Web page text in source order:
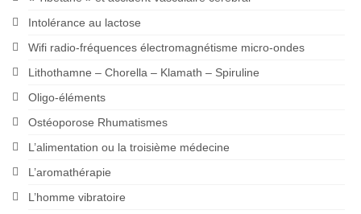
Intolérance au lactose
Wifi radio-fréquences électromagnétisme micro-ondes
Lithothamne – Chorella – Klamath – Spiruline
Oligo-éléments
Ostéoporose Rhumatismes
L’alimentation ou la troisième médecine
L’aromathérapie
L’homme vibratoire